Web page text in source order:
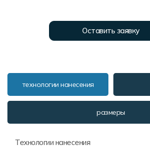
Оставить заявку
технологии нанесения
размеры
Технологии нанесения
Распродажа
Реквизиты
Пользовательское соглашение